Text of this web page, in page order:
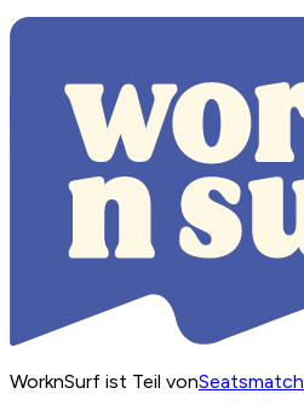
WorknSurf ist Teil vonSeatsmatch